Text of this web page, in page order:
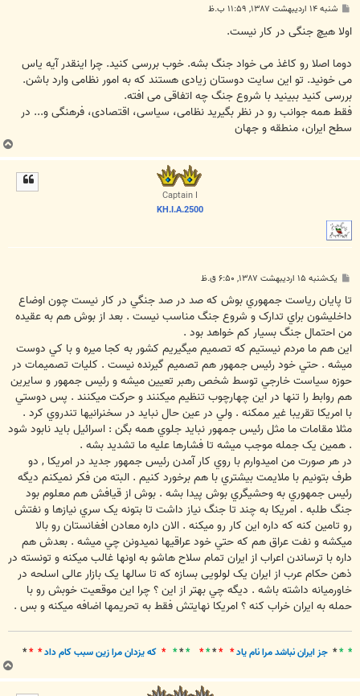
پ
ت
شنبه ۱۴ اردیبهشت ۱۳۸۷, ۱۱:۵۹ ب.ظ
اولا هیچ جنگی در کار نیست.
دوما اصلا رو کاغذ می خواد جنگ بشه. خوب بررسی کنید. چرا اینقدر آیه یاس
می خونید. تو این سایت دوستان زیادی هستند که به امور نظامی وارد باشن.
بررسی کنید ببینید با شروع جنگ چه اتفاقی می افته.
فقط همه جوانب رو در نظر بگیرید نظامی، سیاسی، اقتصادی، فرهنگی و... در
سطح ایران، منطقه و جهان
ب
ا
Captain I
KH.I.A.2500
پ
ت
یک‌شنبه ۱۵ اردیبهشت ۱۳۸۷, ۶:۵۰ ق.ظ
تا پايان رياست جمهوري بوش که صد در صد جنگي در کار نيست چون اوضاع
داخليشون براي تدارک و شروع جنگ مناسب نيست . بعد از بوش هم به عقیده
من احتمال جنگ بسیار کم خواهد بود .
اين هم ما مردم نيستيم که تصميم ميگيريم کشور به کجا ميره و با کي دوست
ميشه . حتي خود رئيس جمهور هم تصميم گيرنده نيست . کليات تصميمات در
حوزه سياست خارجي توسط شخص رهبر تعيين ميشه و رئيس جمهور و سايرين
هم روابط را تنها در اين چهارچوب تنظيم ميکنند و حرکت ميکنند . پس دوستي
با امريکا تقريبا غير ممکنه . ولي در عين حال نبايد در سخنرانيها تندروي کرد .
مثلا مقامات ما مثل رئيس جمهور نبايد جلوي همه بگن : اسرائيل بايد نابود شود
. همين يک جمله موجب ميشه تا فشارها عليه ما تشديد بشه .
در هر صورت من اميدوارم با روي کار آمدن رئيس جمهور جديد در امريکا , دو
طرف بتونيم با ملايمت بيشتري با هم برخورد کنيم . البته من فکر نميکنم ديگه
رئيس جمهوري به وحشيگري بوش پيدا بشه . بوش از قيافش هم معلوم بود
جنگ طلبه . امريکا به چند تا جنگ نياز داشت تا بتونه يک سري نيازها و نفتش
رو تامين کنه که داره اين کار رو ميکنه . الان داره معادن افغانستان رو بالا
ميکشه و نفت عراق هم که حتي خود عراقيها نميدونن چي ميشه . بعدش هم
داره با ترساندن اعراب از ایران تمام سلاح هاشو به اونها غالب میکنه و تونسته در
ذهن حکام عرب از ایران یک لولویی بسازه که تا سالها یک بازار عالی اسلحه در
خاورمیانه داشته باشه . ديگه چي بهتر از اين ؟ چرا اين موقعيت خوبش رو با
حمله به ايران خراب کنه ؟ امریکا نهایتش فقط به تحریمها اضافه میکنه و بس .
* *
* جز ايران نباشد مرا نام ياد* *
*
*
*
*
*
*
* که يزدان مرا زين سبب کام داد* *
*
ب
ا